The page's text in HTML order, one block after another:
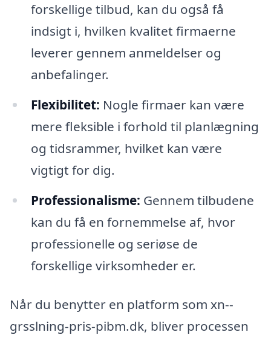
forskellige tilbud, kan du også få
indsigt i, hvilken kvalitet firmaerne
leverer gennem anmeldelser og
anbefalinger.
Flexibilitet: Nogle firmaer kan være
mere fleksible i forhold til planlægning
og tidsrammer, hvilket kan være
vigtigt for dig.
Professionalisme: Gennem tilbudene
kan du få en fornemmelse af, hvor
professionelle og seriøse de
forskellige virksomheder er.
Når du benytter en platform som xn--
grsslning-pris-pibm.dk, bliver processen